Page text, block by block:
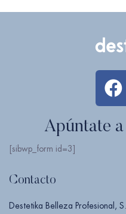
Apúntate
[sibwp_form id=3]
Contacto
Destetika Belleza Profesional,